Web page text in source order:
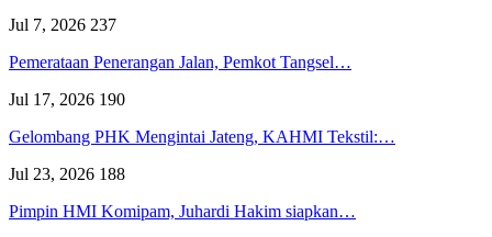
Jul 7, 2026 237
Pemerataan Penerangan Jalan, Pemkot Tangsel…
Jul 17, 2026 190
Gelombang PHK Mengintai Jateng, KAHMI Tekstil:…
Jul 23, 2026 188
Pimpin HMI Komipam, Juhardi Hakim siapkan…